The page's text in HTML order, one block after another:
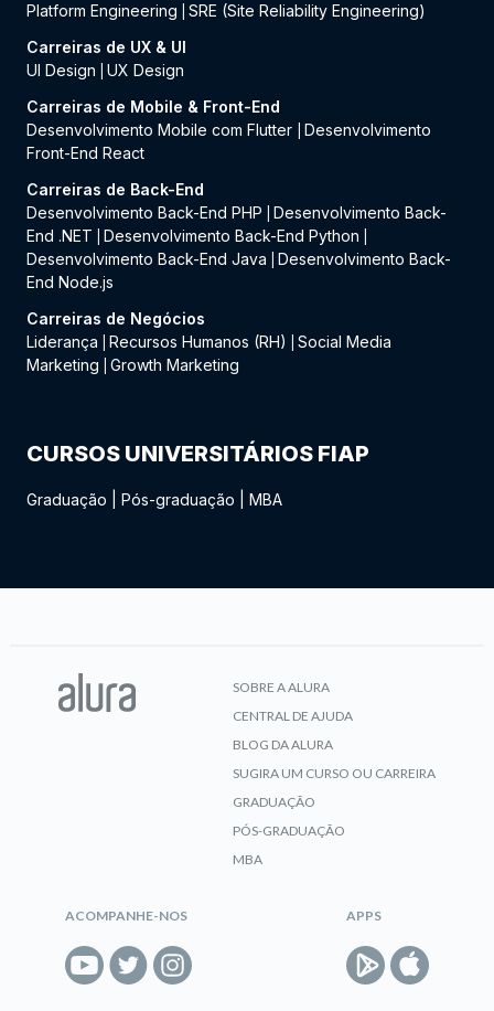
Platform Engineering
SRE (Site Reliability Engineering)
Carreiras de UX & UI
UI Design
UX Design
Carreiras de Mobile & Front-End
Desenvolvimento Mobile com Flutter
Desenvolvimento
Front-End React
Carreiras de Back-End
Desenvolvimento Back-End PHP
Desenvolvimento Back-
End .NET
Desenvolvimento Back-End Python
Desenvolvimento Back-End Java
Desenvolvimento Back-
End Node.js
Carreiras de Negócios
Liderança
Recursos Humanos (RH)
Social Media
Marketing
Growth Marketing
CURSOS UNIVERSITÁRIOS FIAP
Graduação Pós-graduação MBA
SOBRE A ALURA
CENTRAL DE AJUDA
BLOG DA ALURA
SUGIRA UM CURSO OU CARREIRA
GRADUAÇÃO
PÓS-GRADUAÇÃO
MBA
ACOMPANHE-NOS APPS